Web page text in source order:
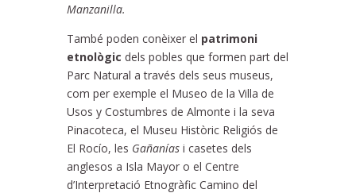
Manzanilla.
També poden conèixer el patrimoni
etnològic dels pobles que formen part del
Parc Natural a través dels seus museus,
com per exemple el Museo de la Villa de
Usos y Costumbres de Almonte i la seva
Pinacoteca, el Museu Històric Religiós de
El Rocío, les Gañanías i casetes dels
anglesos a Isla Mayor o el Centre
d’Interpretació Etnogràfic Camino del